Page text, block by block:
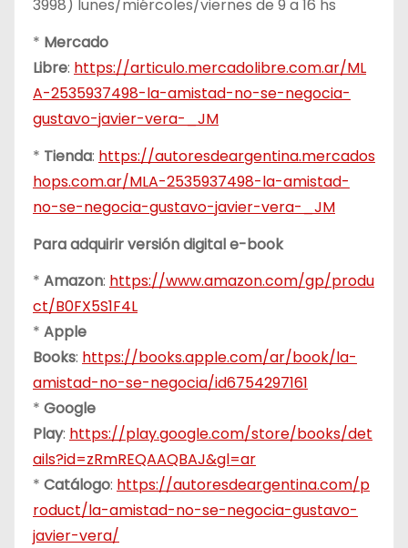
3998) lunes/miércoles/viernes de 9 a 16 hs
* Mercado
Libre: https://articulo.mercadolibre.com.ar/ML
A-2535937498-la-amistad-no-se-negocia-
gustavo-javier-vera-_JM
* Tienda: https://autoresdeargentina.mercados
hops.com.ar/MLA-2535937498-la-amistad-
no-se-negocia-gustavo-javier-vera-_JM
Para adquirir versión digital e-book
* Amazon: https://www.amazon.com/gp/produ
ct/B0FX5S1F4L
* Apple
Books: https://books.apple.com/ar/book/la-
amistad-no-se-negocia/id6754297161
* Google
Play: https://play.google.com/store/books/det
ails?id=zRmREQAAQBAJ&gl=ar
* Catálogo: https://autoresdeargentina.com/p
roduct/la-amistad-no-se-negocia-gustavo-
javier-vera/